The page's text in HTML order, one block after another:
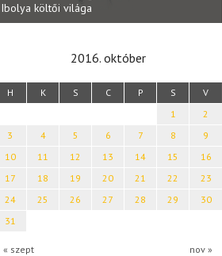
Ibolya költői világa
2016. október
H K S C P S V
« szept nov »
1
2
3
4 5 6 7 8
9
10
11 12 13 14 15
16
17
18 19 20 21 22
23
24
25 26 27 28 29
30
31